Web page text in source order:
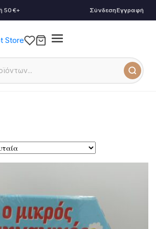
50€+ ΣύνδεσηΕγγραφή